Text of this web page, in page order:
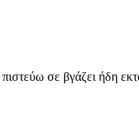
σε βγάζει ήδη